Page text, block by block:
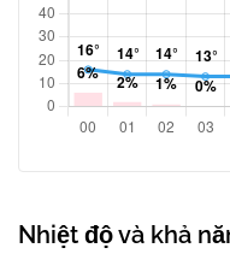
Nhiệt độ và khả